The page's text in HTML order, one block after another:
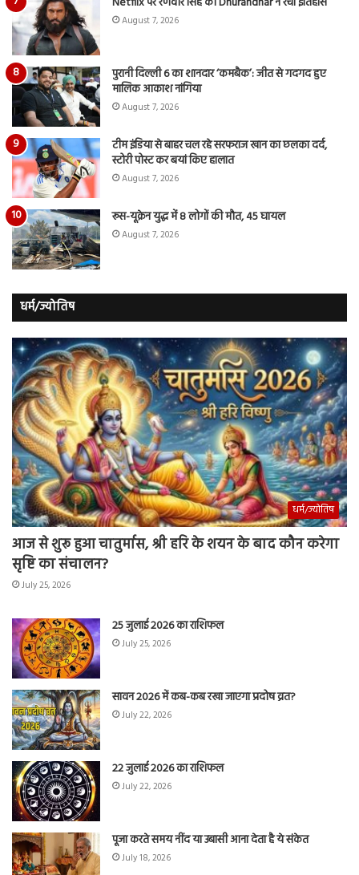
August 7, 2026
पुरानी दिल्ली 6 का शानदार ‘कमबैक’: जीत से गदगद हुए
मालिक आकाश नांगिया
August 7, 2026
टीम इंडिया से बाहर चल रहे सरफराज खान का छलका दर्द,
स्टोरी पोस्ट कर बयां किए हालात
August 7, 2026
रूस-यूक्रेन युद्ध में 8 लोगों की मौत, 45 घायल
August 7, 2026
धर्म/ज्योतिष
धर्म/ज्योतिष
आज से शुरू हुआ चातुर्मास, श्री हरि के शयन के बाद कौन करेगा
सृष्टि का संचालन?
July 25, 2026
25 जुलाई 2026 का राशिफल
July 25, 2026
सावन 2026 में कब-कब रखा जाएगा प्रदोष व्रत?
July 22, 2026
22 जुलाई 2026 का राशिफल
July 22, 2026
पूजा करते समय नींद या उबासी आना देता है ये संकेत
July 18, 2026